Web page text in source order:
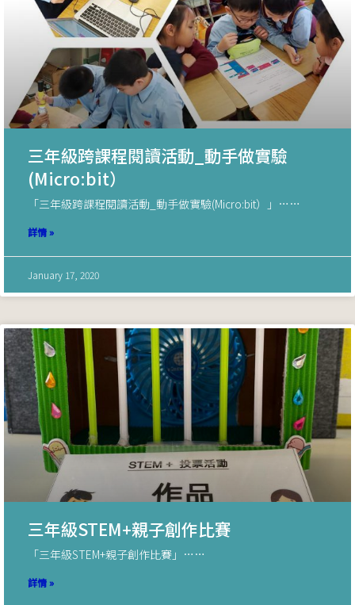
三年級跨課程閱讀活動_動手做實驗
(Micro:bit）
「三年級跨課程閱讀活動_動手做實驗(Micro:bit）」……
詳情 »
January 17, 2020
三年級STEM+親子創作比賽
「三年級STEM+親子創作比賽」……
詳情 »